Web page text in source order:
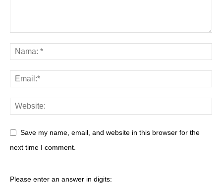
Save my name, email, and website in this browser for the
next time I comment.
Please enter an answer in digits: